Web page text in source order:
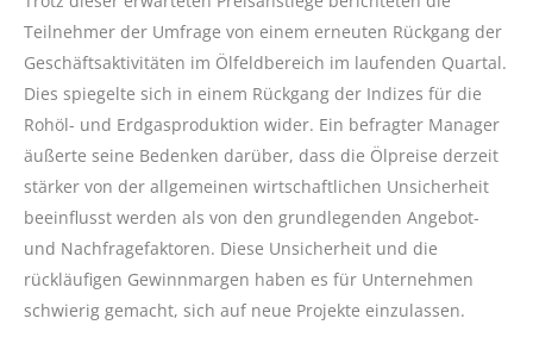
Teilnehmer der Umfrage von einem erneuten Rückgang der
Geschäftsaktivitäten im Ölfeldbereich im laufenden Quartal.
Dies spiegelte sich in einem Rückgang der Indizes für die
Rohöl- und Erdgasproduktion wider. Ein befragter Manager
äußerte seine Bedenken darüber, dass die Ölpreise derzeit
stärker von der allgemeinen wirtschaftlichen Unsicherheit
beeinflusst werden als von den grundlegenden Angebot-
und Nachfragefaktoren. Diese Unsicherheit und die
rückläufigen Gewinnmargen haben es für Unternehmen
schwierig gemacht, sich auf neue Projekte einzulassen.